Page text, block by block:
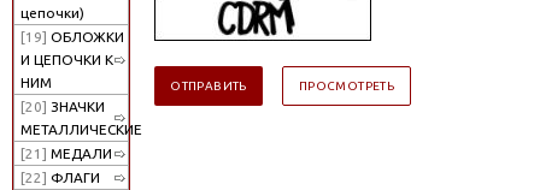
цепочки)
[19] ОБЛОЖКИ
И ЦЕПОЧКИ К
НИМ
[20] ЗНАЧКИ
МЕТАЛЛИЧЕСКИЕ
[21] МЕДАЛИ
[22] ФЛАГИ